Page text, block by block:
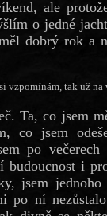
ale
o jedné
dobrý rok a
vzpomínám, tak už
Ta, co jsem
co jsem
po
budoucnost i
jsem
po ní